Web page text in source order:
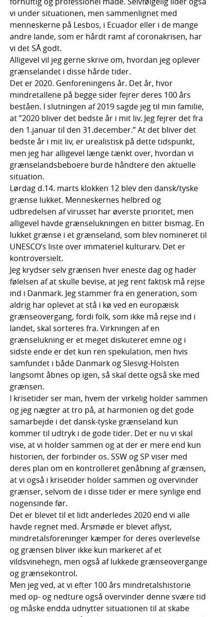
vi under situationen, men sammenlignet med
menneskerne på Lesbos, i Ecuador eller i de mange
andre lande, som er hårdt ramt af coronakrisen, har
vi det SÅ godt.
Alligevel vil jeg gerne skrive om, hvordan jeg oplever
grænselandet i disse hårde tider.
Det er 2020. Genforeningens år. Det år, hvor
mindretallene på begge sider fejrer deres 100 års
beståen. I slutningen af 2019 sagde jeg til min familie,
at ”2020 bliver det bedste år i mit liv. Jeg fejrer det fra
den 1.januar til den 31.december.” At det bliver det
bedste år i mit liv, er urealistisk på dette tidspunkt,
men jeg har alligevel længe tænkt over, hvordan vi
grænselandsbeboere burde håndtere den aktuelle
situation.
Lørdag d.14. marts klokken 12 blev den dansk/tyske
grænse lukket. Menneskernes helbred og
udbredelsen af virusset har øverste prioritet, men
alligevel havde grænselukningen en bitter bismag. En
lukket grænse i et grænseland, som blev nomineret til
UNESCO’s liste over immateriel kulturarv. Det er
kontroversielt.
Jeg krydser selv grænsen hver eneste dag og hader
følelsen af at skulle bevise, at jeg rent faktisk må rejse
ind i Danmark. Jeg stammer fra en generation, som
aldrig har oplevet at stå i kø ved en europæisk
grænseovergang, fordi folk, som ikke må rejse ind i
landet, skal sorteres fra. Virkningen af en
grænselukning er et meget diskuteret emne og i
sidste ende er det kun ren spekulation, men hvis
samfundet i både Danmark og Slesvig-Holsten
langsomt åbnes op igen, så skal dette også ske med
grænsen.
I krisetider ser man, hvem der virkelig holder sammen
og jeg nægter at tro på, at harmonien og det gode
samarbejde i det dansk-tyske grænseland kun
kommer til udtryk i de gode tider. Det er nu vi skal
vise, at vi holder sammen og at der er mere end kun
historien, der forbinder os. SSW og SP viser med
deres plan om en kontrolleret genåbning af grænsen,
at vi også i krisetider holder sammen og overvinder
grænser, selvom de i disse tider er mere synlige end
nogensinde før.
Det er blevet til et lidt anderledes 2020 end vi alle
havde regnet med. Årsmøde er blevet aflyst,
mindretalsforeninger kæmper for deres overlevelse
og grænsen bliver ikke kun markeret af et
vildsvinehegn, men også af lukkede grænseovergange
og grænsekontrol.
Men jeg ved, at vi efter 100 års mindretalshistorie
med op- og nedture også overvinder denne svære tid
og måske endda udnytter situationen til at skabe